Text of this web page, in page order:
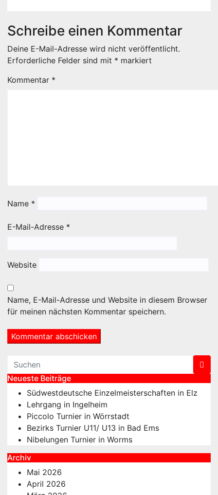
Schreibe einen Kommentar
Deine E-Mail-Adresse wird nicht veröffentlicht.
Erforderliche Felder sind mit * markiert
Kommentar *
Name *
E-Mail-Adresse *
Website
Name, E-Mail-Adresse und Website in diesem Browser
für meinen nächsten Kommentar speichern.
Neueste Beiträge
Südwestdeutsche Einzelmeisterschaften in Elz
Lehrgang in Ingelheim
Piccolo Turnier in Wörrstadt
Bezirks Turnier U11/ U13 in Bad Ems
Nibelungen Turnier in Worms
Archiv
Mai 2026
April 2026